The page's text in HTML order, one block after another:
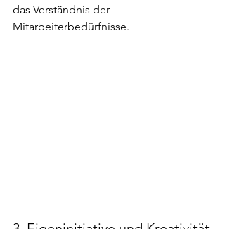
das Verständnis der
Mitarbeiterbedürfnisse.